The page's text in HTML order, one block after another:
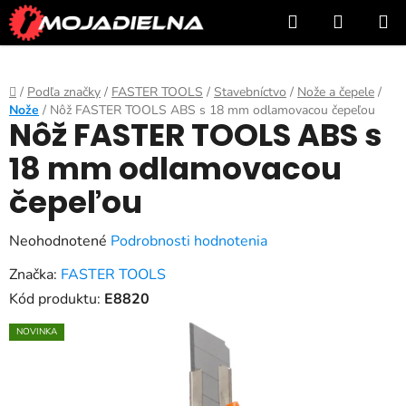
Prejsť
na
obsah
Hľadať
KOŠÍK
Domov
/ Podľa značky / FASTER TOOLS / Stavebníctvo / Nože a čepele /
Nože / Nôž FASTER TOOLS ABS s 18 mm odlamovacou čepeľou
Nôž FASTER TOOLS ABS s
18 mm odlamovacou
čepeľou
Priemerné
hodnotenie
produktu
0,0
Neohodnotené Podrobnosti hodnotenia
Značka: FASTER TOOLS
Kód produktu: E8820
NOVINKA